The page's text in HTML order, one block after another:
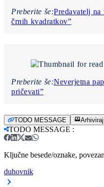
Preberite še:Predavatelj
črnih kvadratkov”
Preberite še:Neverjetna
pričevati”
TODO MESSAGE
TODO MESSAGE :
Ključne besede/oznake,
duhovnik